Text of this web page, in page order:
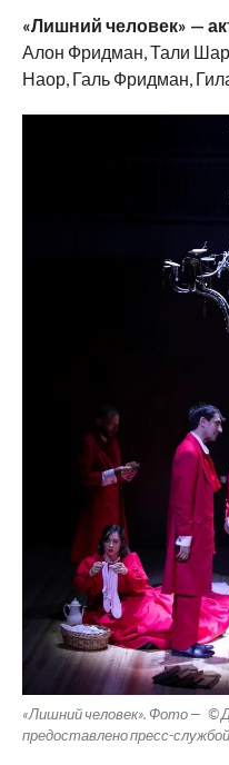
«Лишний человек» —
Алон Фридман, Тали
Наор, Галь Фридман,
«Лишний человек». Фото — ©
предоставлено пресс-